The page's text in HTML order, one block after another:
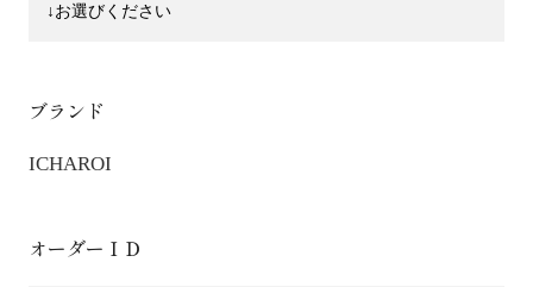
ブランド
ICHAROI
オーダーＩＤ